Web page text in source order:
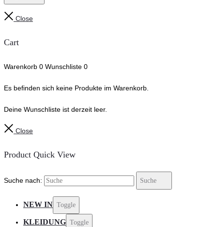
Close
Cart
Warenkorb 0 Wunschliste 0
Es befinden sich keine Produkte im Warenkorb.
Deine Wunschliste ist derzeit leer.
Close
Product Quick View
Suche nach: Suche
NEW IN Toggle
KLEIDUNG Toggle